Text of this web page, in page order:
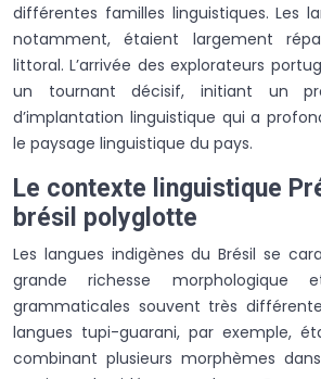
différentes familles linguistiques. Les
notamment, étaient largement
littoral. L’arrivée des explorateurs
un tournant décisif, initiant un
d’implantation linguistique qui a
le paysage linguistique du pays.
Le contexte linguistique
brésil polyglotte
Les langues indigènes du Brésil se
grande richesse morphologique
grammaticales souvent très
langues tupi-guarani, par exemple,
combinant plusieurs morphèmes